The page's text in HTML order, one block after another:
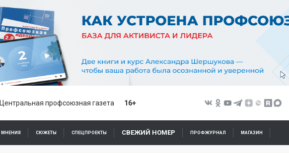
Центральная профсоюзная газета 16+
МНЕНИЯ СЮЖЕТЫ СПЕЦПРОЕКТЫ СВЕЖИЙ НОМЕР ПРОФЖУРНАЛ МАГАЗИН